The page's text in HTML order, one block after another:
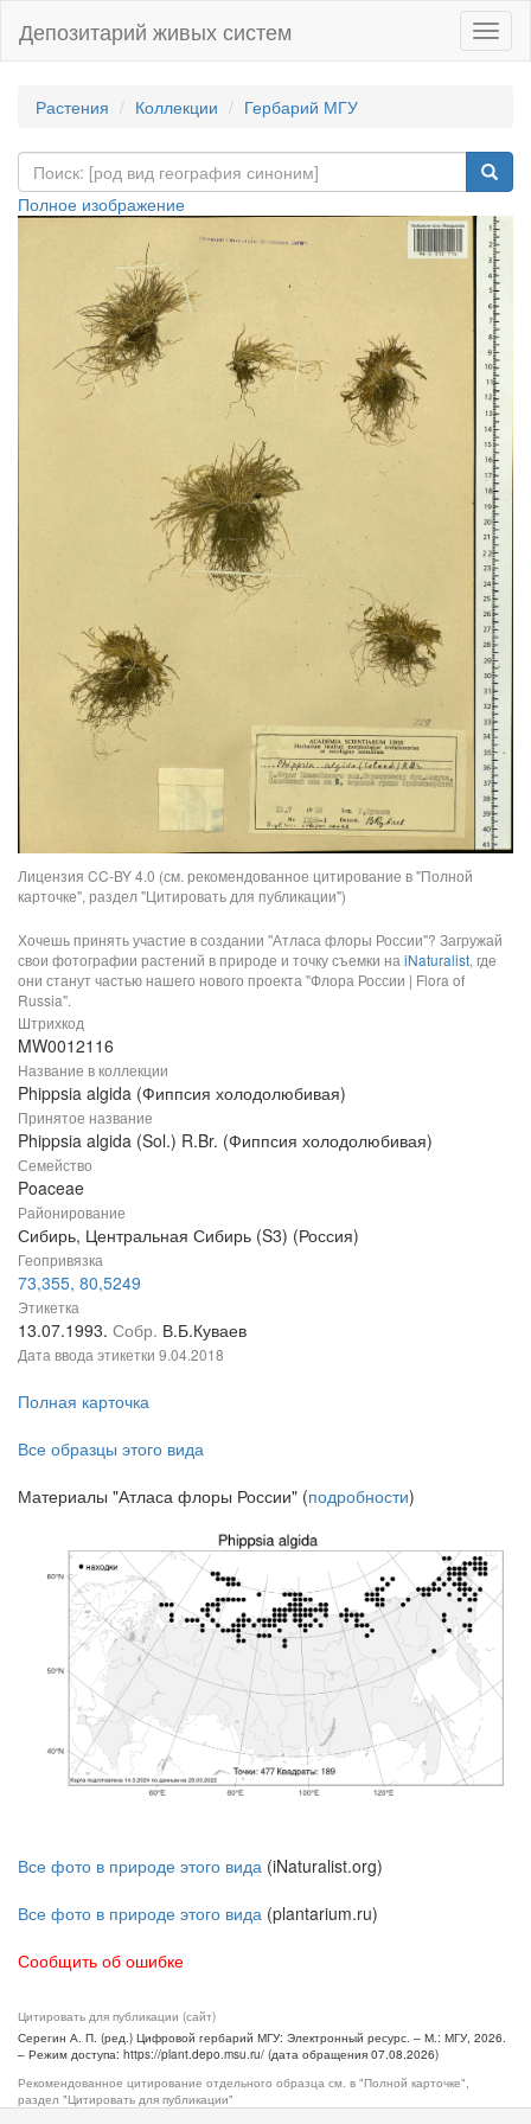
Депозитарий живых систем
Растения Коллекции Гербарий МГУ
Полное изображение
Лицензия CC-BY 4.0 (см. рекомендованное цитирование в "Полной
карточке", раздел "Цитировать для публикации")
Хочешь принять участие в создании "Атласа флоры России"? Загружай
свои фотографии растений в природе и точку съемки на iNaturalist, где
они станут частью нашего нового проекта "Флора России | Flora of
Russia".
Штрихкод
MW0012116
Название в коллекции
Phippsia algida (Фиппсия холодолюбивая)
Принятое название
Phippsia algida (Sol.) R.Br. (Фиппсия холодолюбивая)
Семейство
Poaceae
Районирование
Сибирь, Центральная Сибирь (S3) (Россия)
Геопривязка
73,355, 80,5249
Этикетка
13.07.1993. Собр. В.Б.Куваев
Дата ввода этикетки 9.04.2018
Полная карточка
Все образцы этого вида
Материалы "Атласа флоры России" (подробности)
Все фото в природе этого вида (iNaturalist.org)
Все фото в природе этого вида (plantarium.ru)
Сообщить об ошибке
Цитировать для публикации (сайт)
Серегин А. П. (ред.) Цифровой гербарий МГУ: Электронный ресурс. – М.: МГУ, 2026.
– Режим доступа: https://plant.depo.msu.ru/ (дата обращения 07.08.2026)
Рекомендованное цитирование отдельного образца см. в "Полной карточке",
раздел "Цитировать для публикации"